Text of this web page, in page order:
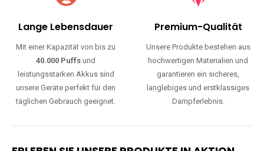
Lange Lebensdauer
Mit einer Kapazität von bis zu
40.000 Puffs und
leistungsstarken Akkus sind
unsere Geräte perfekt für den
täglichen Gebrauch geeignet.
Premium-Qualität
Unsere Produkte bestehen aus
hochwertigen Materialien und
garantieren ein sicheres,
langlebiges und erstklassiges
Dampferlebnis.